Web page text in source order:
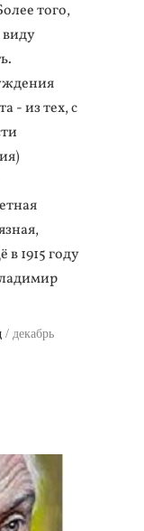
того,
виду
- из тех, с
1915 году
декабрь